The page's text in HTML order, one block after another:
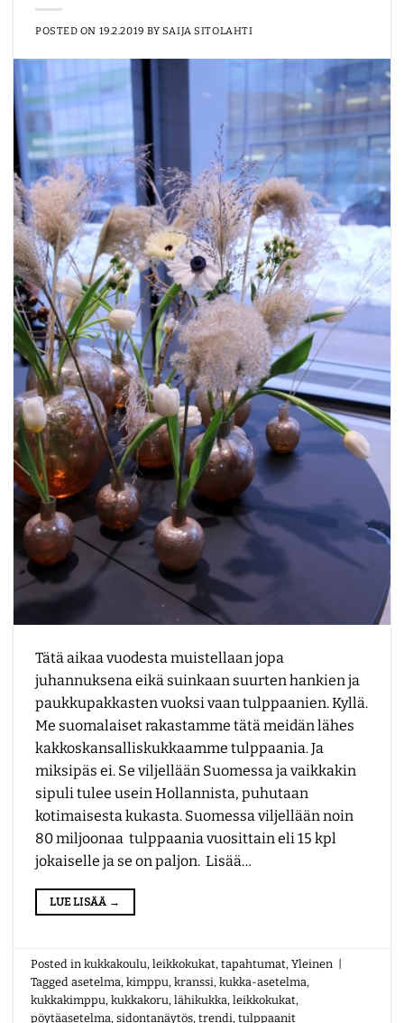
POSTED ON 19.2.2019 BY SAIJA SITOLAHTI
Tätä aikaa vuodesta muistellaan jopa
juhannuksena eikä suinkaan suurten hankien ja
paukkupakkasten vuoksi vaan tulppaanien. Kyllä.
Me suomalaiset rakastamme tätä meidän lähes
kakkoskansalliskukkaamme tulppaania. Ja
miksipäs ei. Se viljellään Suomessa ja vaikkakin
sipuli tulee usein Hollannista, puhutaan
kotimaisesta kukasta. Suomessa viljellään noin
80 miljoonaa tulppaania vuosittain eli 15 kpl
jokaiselle ja se on paljon. Lisää…
LUE LISÄÄ →
Posted inkukkakoulu,leikkokukat,tapahtumat,Yleinen
Taggedasetelma,kimppu,kranssi,kukka-asetelma,
kukkakimppu,kukkakoru,lähikukka,leikkokukat,
pöytäasetelma,sidontanäytös,trendi,tulppaanit